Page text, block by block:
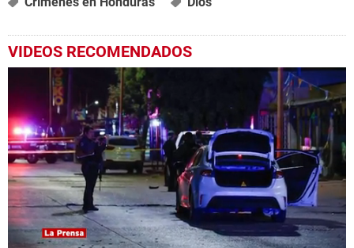
VIDEOS RECOMENDADOS